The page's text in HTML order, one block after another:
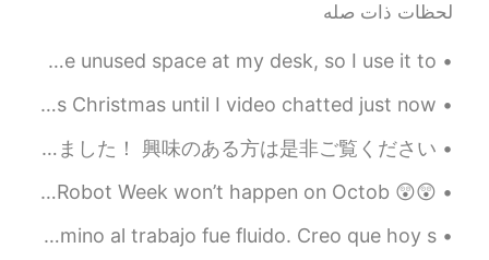
Maeve
CN
EN
can't agree more
Wilson
2019.11.21 13:22
لحظات ذات صله
職場の机には使ってないところがあったので、昼食のためものに使ってる🙃 At work there was some unused space at my desk, so I use it to...
I didn't realize how sad I would be without family this Christmas until I video chatted just now....
先週、私はノルウェーの有名な島、Senjaに行きました。 美しい山々やビーチがたくさんある島です！ 今、私はこの旅行についてのYouTubeビデオを作りました！ 興味のある方は是非ご覧ください☺...
😲😲 I’ve always wanted to see the Unicorn Gundam in Odaiba. Japan Robot Week won’t happen on Octob...
Es una hermosa mañana en Nueva York. El tráfico de camino al trabajo fue fluido. Creo que hoy s...